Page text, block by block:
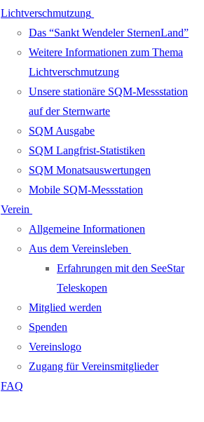
Lichtverschmutzung
Das “Sankt Wendeler SternenLand”
Weitere Informationen zum Thema
Lichtverschmutzung
Unsere stationäre SQM-Messstation
auf der Sternwarte
SQM Ausgabe
SQM Langfrist-Statistiken
SQM Monatsauswertungen
Mobile SQM-Messstation
Verein
Allgemeine Informationen
Aus dem Vereinsleben
Erfahrungen mit den SeeStar
Teleskopen
Mitglied werden
Spenden
Vereinslogo
Zugang für Vereinsmitglieder
FAQ